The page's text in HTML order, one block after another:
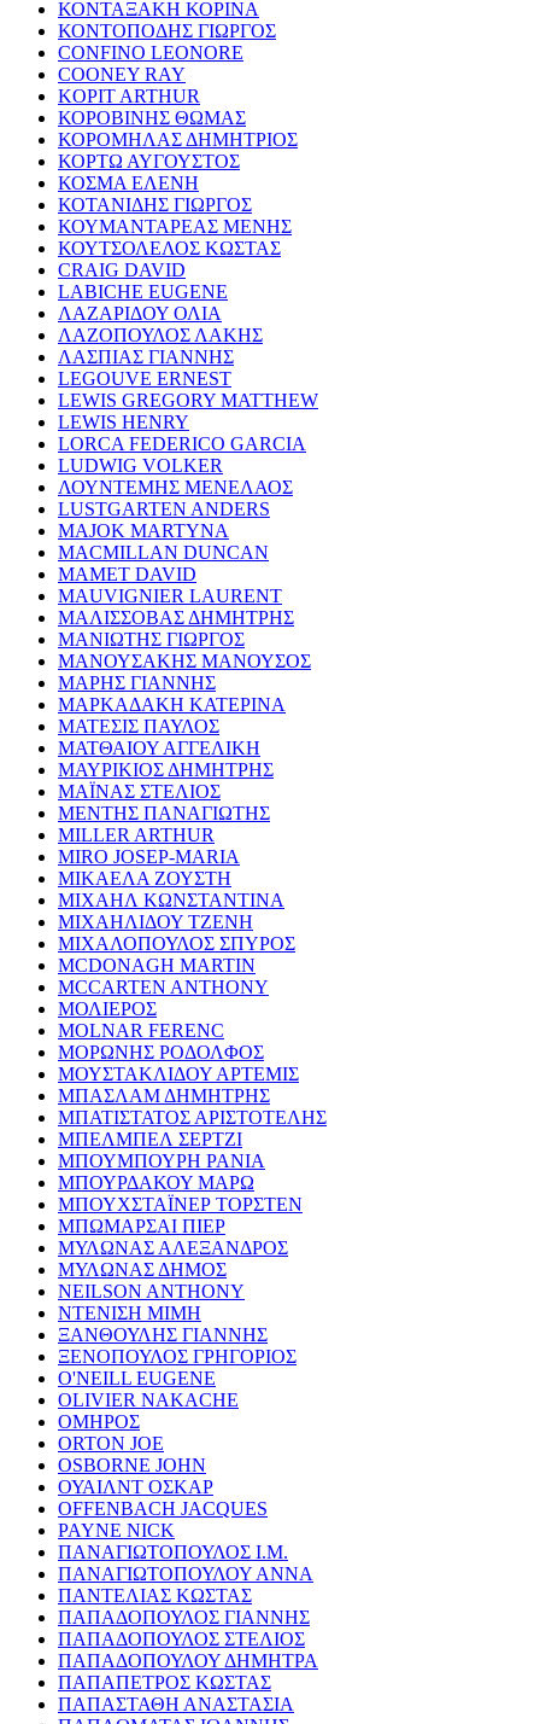
ΚΟΝΤΑΞΑΚΗ ΚΟΡΙΝΑ
ΚΟΝΤΟΠΟΔΗΣ ΓΙΩΡΓΟΣ
CONFINO LEONORE
COONEY RAY
KOPIT ARTHUR
ΚΟΡΟΒΙΝΗΣ ΘΩΜΑΣ
ΚΟΡΟΜΗΛΑΣ ΔΗΜΗΤΡΙΟΣ
ΚΟΡΤΩ ΑΥΓΟΥΣΤΟΣ
ΚΟΣΜΑ ΕΛΕΝΗ
ΚΟΤΑΝΙΔΗΣ ΓΙΩΡΓΟΣ
ΚΟΥΜΑΝΤΑΡΕΑΣ ΜΕΝΗΣ
ΚΟΥΤΣΟΛΕΛΟΣ ΚΩΣΤΑΣ
CRAIG DAVID
LABICHE EUGENE
ΛΑΖΑΡΙΔΟΥ ΟΛΙΑ
ΛΑΖΟΠΟΥΛΟΣ ΛΑΚΗΣ
ΛΑΣΠΙΑΣ ΓΙΑΝΝΗΣ
LEGOUVE ERNEST
LEWIS GREGORY MATTHEW
LEWIS HENRY
LORCA FEDERICO GARCIA
LUDWIG VOLKER
ΛΟΥΝΤΕΜΗΣ ΜΕΝΕΛΑΟΣ
LUSTGARTEN ANDERS
MAJOK MARTYNA
MACMILLAN DUNCAN
MAMET DAVID
MAUVIGNIER LAURENT
ΜΑΛΙΣΣΟΒΑΣ ΔΗΜΗΤΡΗΣ
ΜΑΝΙΩΤΗΣ ΓΙΩΡΓΟΣ
ΜΑΝΟΥΣΑΚΗΣ ΜΑΝΟΥΣΟΣ
ΜΑΡΗΣ ΓΙΑΝΝΗΣ
ΜΑΡΚΑΔΑΚΗ ΚΑΤΕΡΙΝΑ
ΜΑΤΕΣΙΣ ΠΑΥΛΟΣ
ΜΑΤΘΑΙΟΥ ΑΓΓΕΛΙΚΗ
ΜΑΥΡΙΚΙΟΣ ΔΗΜΗΤΡΗΣ
ΜΑΪΝΑΣ ΣΤΕΛΙΟΣ
ΜΕΝΤΗΣ ΠΑΝΑΓΙΩΤΗΣ
MILLER ARTHUR
MIRO JOSEP-MARIA
ΜΙΚΑΕΛΑ ΖΟΥΣΤΗ
ΜΙΧΑΗΛ ΚΩΝΣΤΑΝΤΙΝΑ
ΜΙΧΑΗΛΙΔΟΥ ΤΖΕΝΗ
ΜΙΧΑΛΟΠΟΥΛΟΣ ΣΠΥΡΟΣ
MCDONAGH MARTIN
MCCARTEN ANTHONY
ΜΟΛΙΕΡΟΣ
MOLNAR FERENC
ΜΟΡΩΝΗΣ ΡΟΔΟΛΦΟΣ
ΜΟΥΣΤΑΚΛΙΔΟΥ ΑΡΤΕΜΙΣ
ΜΠΑΣΛΑΜ ΔΗΜΗΤΡΗΣ
ΜΠΑΤΙΣΤΑΤΟΣ ΑΡΙΣΤΟΤΕΛΗΣ
ΜΠΕΛΜΠΕΛ ΣΕΡΤΖΙ
ΜΠΟΥΜΠΟΥΡΗ ΡΑΝΙΑ
ΜΠΟΥΡΔΑΚΟΥ ΜΑΡΩ
ΜΠΟΥΧΣΤΑΪΝΕΡ ΤΟΡΣΤΕΝ
ΜΠΩΜΑΡΣΑΙ ΠΙΕΡ
ΜΥΛΩΝΑΣ ΑΛΕΞΑΝΔΡΟΣ
ΜΥΛΩΝΑΣ ΔΗΜΟΣ
NEILSON ANTHONY
ΝΤΕΝΙΣΗ ΜΙΜΗ
ΞΑΝΘΟΥΛΗΣ ΓΙΑΝΝΗΣ
ΞΕΝΟΠΟΥΛΟΣ ΓΡΗΓΟΡΙΟΣ
O'NEILL EUGENE
OLIVIER NAKACHE
ΟΜΗΡΟΣ
ORTON JOE
OSBORNE JOHN
ΟΥΑΙΛΝΤ ΟΣΚΑΡ
OFFENBACH JACQUES
PAYNE NICK
ΠΑΝΑΓΙΩΤΟΠΟΥΛΟΣ Ι.Μ.
ΠΑΝΑΓΙΩΤΟΠΟΥΛΟΥ ΑΝΝΑ
ΠΑΝΤΕΛΙΑΣ ΚΩΣΤΑΣ
ΠΑΠΑΔΟΠΟΥΛΟΣ ΓΙΑΝΝΗΣ
ΠΑΠΑΔΟΠΟΥΛΟΣ ΣΤΕΛΙΟΣ
ΠΑΠΑΔΟΠΟΥΛΟΥ ΔΗΜΗΤΡΑ
ΠΑΠΑΠΕΤΡΟΣ ΚΩΣΤΑΣ
ΠΑΠΑΣΤΑΘΗ ΑΝΑΣΤΑΣΙΑ